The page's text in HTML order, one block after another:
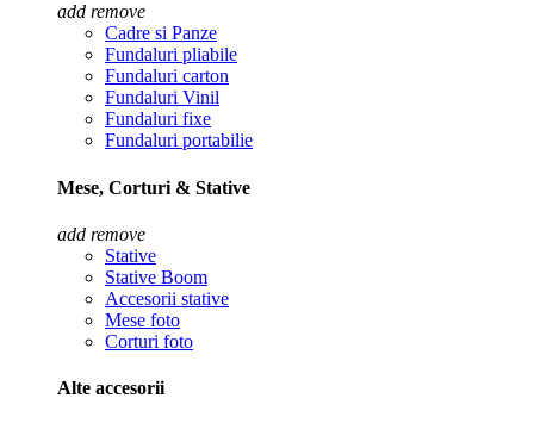
add remove
Cadre si Panze
Fundaluri pliabile
Fundaluri carton
Fundaluri Vinil
Fundaluri fixe
Fundaluri portabilie
Mese, Corturi & Stative
add remove
Stative
Stative Boom
Accesorii stative
Mese foto
Corturi foto
Alte accesorii